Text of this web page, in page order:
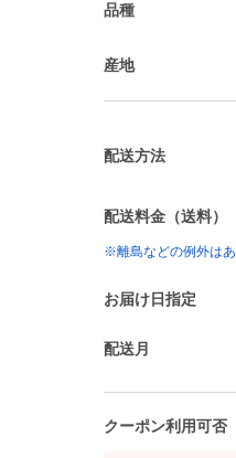
品種
産地
配送方法
配送料金（送料）
※離島などの例外は
お届け日指定
配送月
クーポン利用可否